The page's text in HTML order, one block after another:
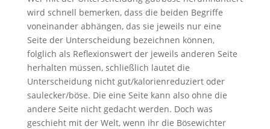
wird schnell bemerken, dass die beiden Begriffe
voneinander abhängen, das sie jeweils nur eine
Seite der Unterscheidung bezeichnen können,
folglich als Reflexionswert der jeweils anderen Seite
herhalten müssen, schließlich lautet die
Unterscheidung nicht gut/kalorienreduziert oder
saulecker/böse. Die eine Seite kann also ohne die
andere Seite nicht gedacht werden. Doch was
geschieht mit der Welt, wenn ihr die Bösewichter